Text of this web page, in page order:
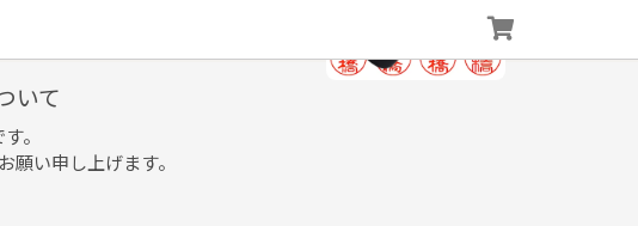
いて
。
い申し上げます。